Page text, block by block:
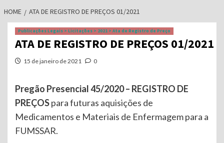
HOME ATA DE REGISTRO DE PREÇOS 01/2021
Publicações Legais > Licitações > 2021 > Ata de Registro de Preço
ATA DE REGISTRO DE PREÇOS 01/2021
15 de janeiro de 2021 0
Pregão Presencial 45/2020 – REGISTRO DE
PREÇOSpara futuras aquisições de
Medicamentos e Materiais de Enfermagem para a
FUMSSAR.